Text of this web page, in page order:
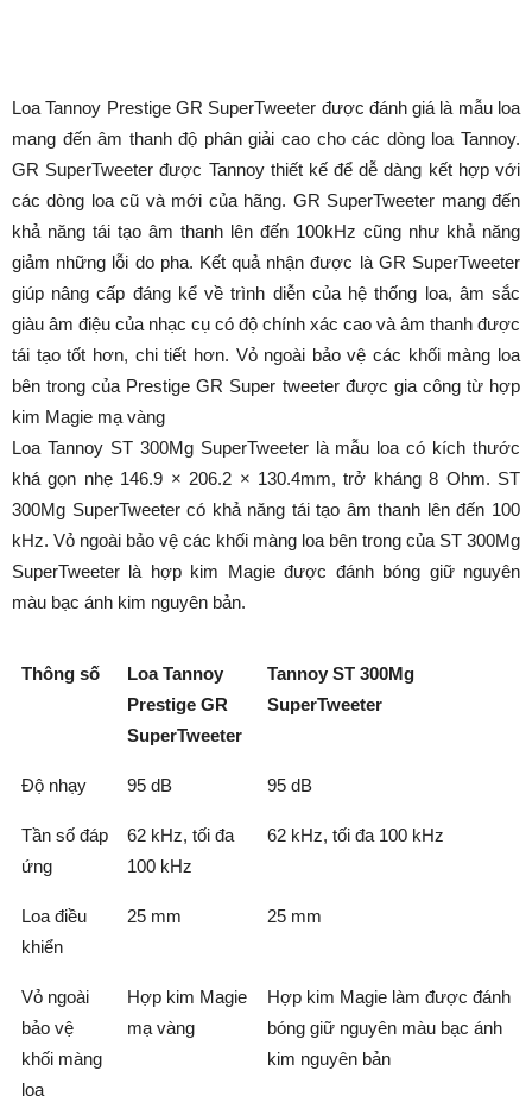
Loa Tannoy Prestige GR SuperTweeter được đánh giá là mẫu loa
mang đến âm thanh độ phân giải cao cho các dòng loa Tannoy.
GR SuperTweeter được Tannoy thiết kế để dễ dàng kết hợp với
các dòng loa cũ và mới của hãng. GR SuperTweeter mang đến
khả năng tái tạo âm thanh lên đến 100kHz cũng như khả năng
giảm những lỗi do pha. Kết quả nhận được là GR SuperTweeter
giúp nâng cấp đáng kể về trình diễn của hệ thống loa, âm sắc
giàu âm điệu của nhạc cụ có độ chính xác cao và âm thanh được
tái tạo tốt hơn, chi tiết hơn. Vỏ ngoài bảo vệ các khối màng loa
bên trong của Prestige GR Super tweeter được gia công từ hợp
kim Magie mạ vàng
Loa Tannoy ST 300Mg SuperTweeter là mẫu loa có kích thước
khá gọn nhẹ 146.9 × 206.2 × 130.4mm, trở kháng 8 Ohm. ST
300Mg SuperTweeter có khả năng tái tạo âm thanh lên đến 100
kHz. Vỏ ngoài bảo vệ các khối màng loa bên trong của ST 300Mg
SuperTweeter là hợp kim Magie được đánh bóng giữ nguyên
màu bạc ánh kim nguyên bản.
Thông số
Loa Tannoy
Prestige GR
SuperTweeter
Tannoy ST 300Mg
SuperTweeter
Độ nhạy 95 dB 95 dB
Tần số đáp
ứng
62 kHz, tối đa
100 kHz
62 kHz, tối đa 100 kHz
Loa điều
khiển
25 mm 25 mm
Vỏ ngoài
bảo vệ
khối màng
loa
Hợp kim Magie
mạ vàng
Hợp kim Magie làm được đánh
bóng giữ nguyên màu bạc ánh
kim nguyên bản